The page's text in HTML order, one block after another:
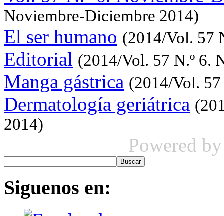
Noviembre-Diciembre 2014)
El ser humano (2014/Vol. 57
Editorial (2014/Vol. 57 N.º 6.
Manga gástrica (2014/Vol.
Dermatología geriátrica
2014)
Powered
Siguenos en: